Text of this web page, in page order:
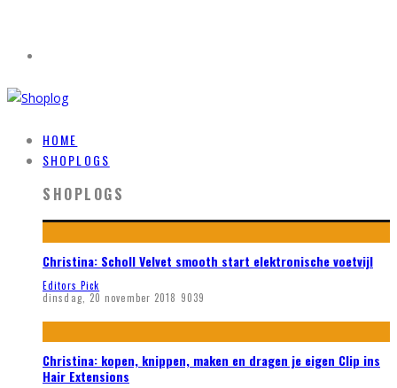
HOME
SHOPLOGS
SHOPLOGS
Christina: Scholl Velvet smooth start elektronische voetvijl
Editors Pick
dinsdag, 20 november 2018 9039
Christina: kopen, knippen, maken en dragen je eigen Clip ins
Hair Extensions